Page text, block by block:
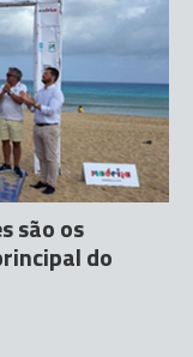
são os
do